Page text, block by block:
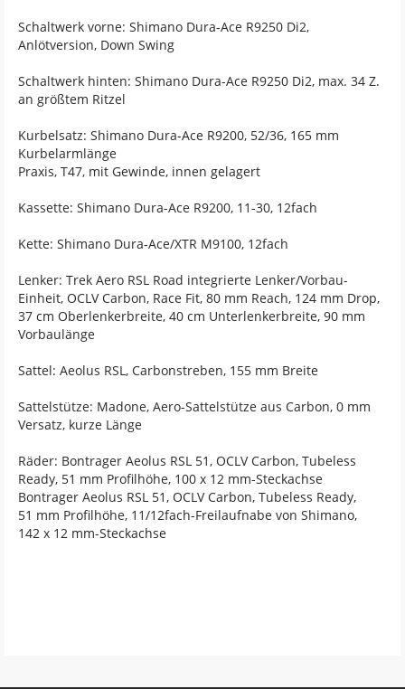
Schaltwerk vorne: Shimano Dura-Ace R9250 Di2,
Anlötversion, Down Swing
Schaltwerk hinten: Shimano Dura-Ace R9250 Di2, max. 34 Z.
an größtem Ritzel
Kurbelsatz: Shimano Dura-Ace R9200, 52/36, 165 mm
Kurbelarmlänge
Praxis, T47, mit Gewinde, innen gelagert
Kassette: Shimano Dura-Ace R9200, 11-30, 12fach
Kette: Shimano Dura-Ace/XTR M9100, 12fach
Lenker: Trek Aero RSL Road integrierte Lenker/Vorbau-
Einheit, OCLV Carbon, Race Fit, 80 mm Reach, 124 mm Drop,
37 cm Oberlenkerbreite, 40 cm Unterlenkerbreite, 90 mm
Vorbaulänge
Sattel: Aeolus RSL, Carbonstreben, 155 mm Breite
Sattelstütze: Madone, Aero-Sattelstütze aus Carbon, 0 mm
Versatz, kurze Länge
Räder: Bontrager Aeolus RSL 51, OCLV Carbon, Tubeless
Ready, 51 mm Profilhöhe, 100 x 12 mm-Steckachse
Bontrager Aeolus RSL 51, OCLV Carbon, Tubeless Ready,
51 mm Profilhöhe, 11/12fach-Freilaufnabe von Shimano,
142 x 12 mm-Steckachse